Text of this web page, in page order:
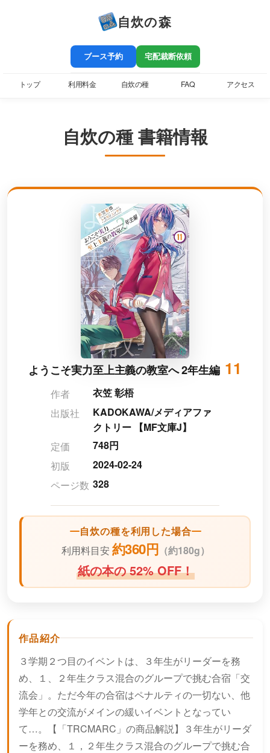
自炊の森
ブース予約 宅配裁断依頼
トップ 利用料金 自炊の種 FAQ アクセス
自炊の種 書籍情報
ようこそ実力至上主義の教室へ 2年生編 11
作者
衣笠 彰梧
出版社
KADOKAWA/メディアファ
クトリー 【MF文庫J】
定価
748円
初版
2024-02-24
ページ数 328
自炊の種を利用した場合
利用料目安 約360円 （約180g）
紙の本の 52% OFF！
作品紹介
３学期２つ目のイベントは、３年生がリーダーを務
め、１、２年生クラス混合のグループで挑む合宿「交
流会」。ただ今年の合宿はペナルティの一切ない、他
学年との交流がメインの緩いイベントとなってい
て…。【「TRCMARC」の商品解説】３年生がリーダ
ーを務め、１，２年生クラス混合のグループで挑む合